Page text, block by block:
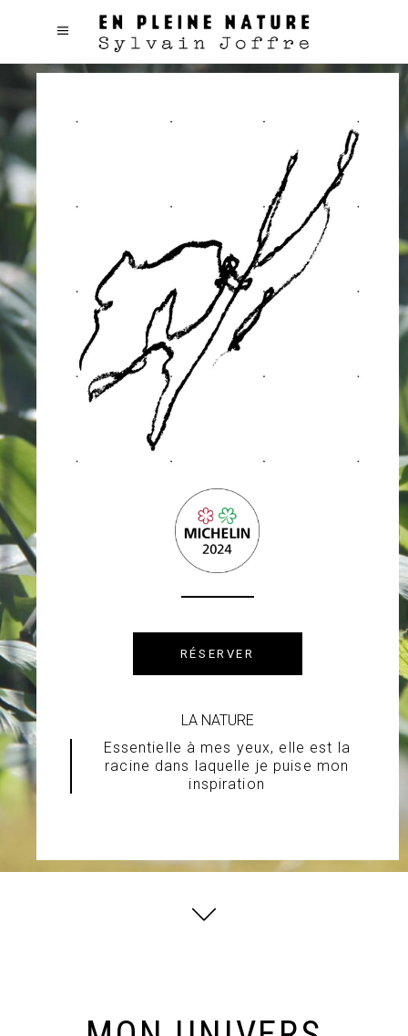
RÉSERVER
LA NATURE
Essentielle à mes yeux, elle est la
racine dans laquelle je puise mon
inspiration